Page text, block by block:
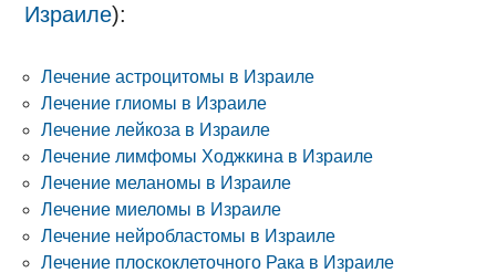
Израиле):
Лечение астроцитомы в Израиле
Лечение глиомы в Израиле
Лечение лейкоза в Израиле
Лечение лимфомы Ходжкина в Израиле
Лечение меланомы в Израиле
Лечение миеломы в Израиле
Лечение нейробластомы в Израиле
Лечение плоскоклеточного Рака в Израиле